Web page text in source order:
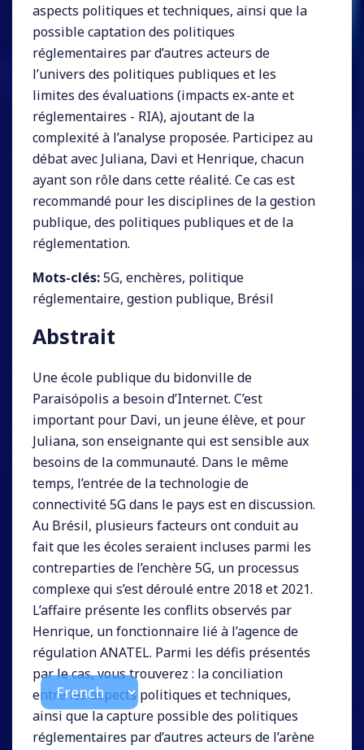
aspects politiques et techniques, ainsi que la
possible captation des politiques
réglementaires par d’autres acteurs de
l’univers des politiques publiques et les
limites des évaluations (impacts ex-ante et
réglementaires - RIA), ajoutant de la
complexité à l’analyse proposée. Participez au
débat avec Juliana, Davi et Henrique, chacun
ayant son rôle dans cette réalité. Ce cas est
recommandé pour les disciplines de la gestion
publique, des politiques publiques et de la
réglementation.
Mots-clés:5G, enchères, politique
réglementaire, gestion publique, Brésil
Abstrait
Une école publique du bidonville de
Paraisópolis a besoin d’Internet. C’est
important pour Davi, un jeune élève, et pour
Juliana, son enseignante qui est sensible aux
besoins de la communauté. Dans le même
temps, l’entrée de la technologie de
connectivité 5G dans le pays est en discussion.
Au Brésil, plusieurs facteurs ont conduit au
fait que les écoles seraient incluses parmi les
contreparties de l’enchère 5G, un processus
complexe qui s’est déroulé entre 2018 et 2021.
L’affaire présente les conflits observés par
Henrique, un fonctionnaire lié à l’agence de
régulation ANATEL. Parmi les défis présentés
par le cas, vous trouverez : la conciliation
entre les aspects politiques et techniques,
ainsi que la capture possible des politiques
réglementaires par d’autres acteurs de l’arène